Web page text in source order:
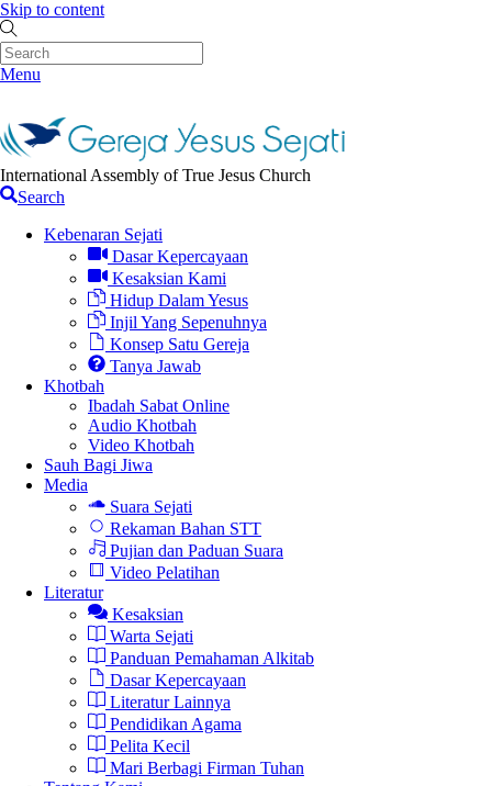
Skip to content
Menu
International Assembly of True Jesus Church
Search
Kebenaran Sejati
Dasar Kepercayaan
Kesaksian Kami
Hidup Dalam Yesus
Injil Yang Sepenuhnya
Konsep Satu Gereja
Tanya Jawab
Khotbah
Ibadah Sabat Online
Audio Khotbah
Video Khotbah
Sauh Bagi Jiwa
Media
Suara Sejati
Rekaman Bahan STT
Pujian dan Paduan Suara
Video Pelatihan
Literatur
Kesaksian
Warta Sejati
Panduan Pemahaman Alkitab
Dasar Kepercayaan
Literatur Lainnya
Pendidikan Agama
Pelita Kecil
Mari Berbagi Firman Tuhan